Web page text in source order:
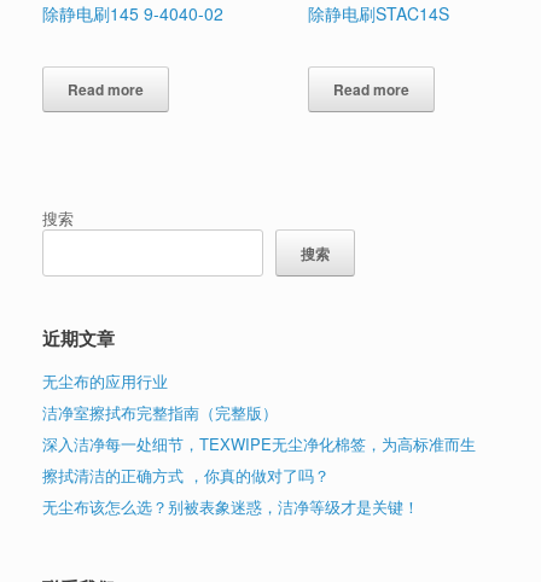
除静电刷145 9-4040-02
Read more
除静电刷STAC14S
Read more
搜索
搜索
近期文章
无尘布的应用行业
洁净室擦拭布完整指南（完整版）
深入洁净每一处细节，TEXWIPE无尘净化棉签，为高标准而生
擦拭清洁的正确方式 ，你真的做对了吗？
无尘布该怎么选？别被表象迷惑，洁净等级才是关键！